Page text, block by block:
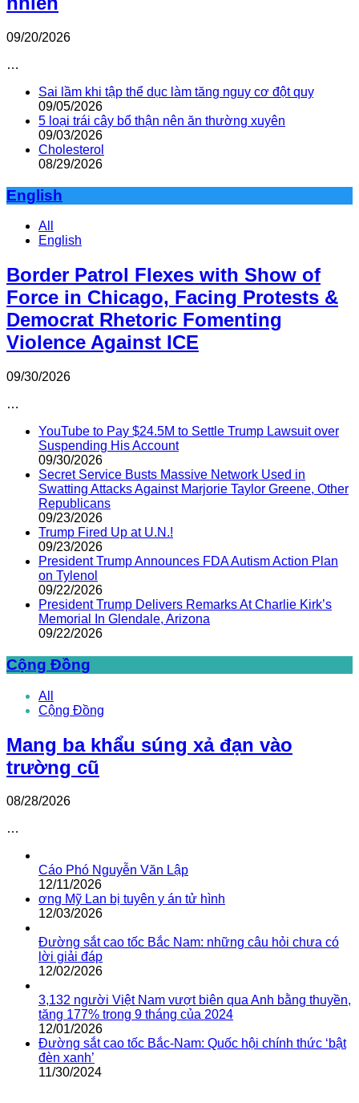
09/20/2026
…
Sai lầm khi tập thể dục làm tăng nguy cơ đột quỵ
09/05/2026
5 loại trái cây bổ thận nên ăn thường xuyên
09/03/2026
Cholesterol
08/29/2026
English
All
English
Border Patrol Flexes with Show of
Force in Chicago, Facing Protests &
Democrat Rhetoric Fomenting
Violence Against ICE
09/30/2026
…
YouTube to Pay $24.5M to Settle Trump Lawsuit over
Suspending His Account
09/30/2026
Secret Service Busts Massive Network Used in
Swatting Attacks Against Marjorie Taylor Greene, Other
Republicans
09/23/2026
Trump Fired Up at U.N.!
09/23/2026
President Trump Announces FDA Autism Action Plan
on Tylenol
09/22/2026
President Trump Delivers Remarks At Charlie Kirk’s
Memorial In Glendale, Arizona
09/22/2026
Cộng Đồng
All
Cộng Đồng
Mang ba khẩu súng xả đạn vào
trường cũ
08/28/2026
…
Cáo Phó Nguyễn Văn Lập
12/11/2026
ơng Mỹ Lan bị tuyên y án tử hình
12/03/2026
Đường sắt cao tốc Bắc Nam: những câu hỏi chưa có
lời giải đáp
12/02/2026
3,132 người Việt Nam vượt biên qua Anh bằng thuyền,
tăng 177% trong 9 tháng của 2024
12/01/2026
Đường sắt cao tốc Bắc-Nam: Quốc hội chính thức ‘bật
đèn xanh’
11/30/2024